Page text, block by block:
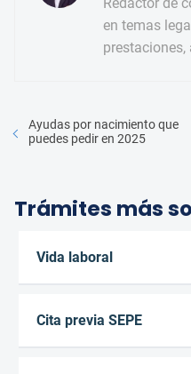
en temas
Ayudas por nacimiento que
puedes pedir en 2025
Trámites más
Vida laboral
Cita previa SEPE